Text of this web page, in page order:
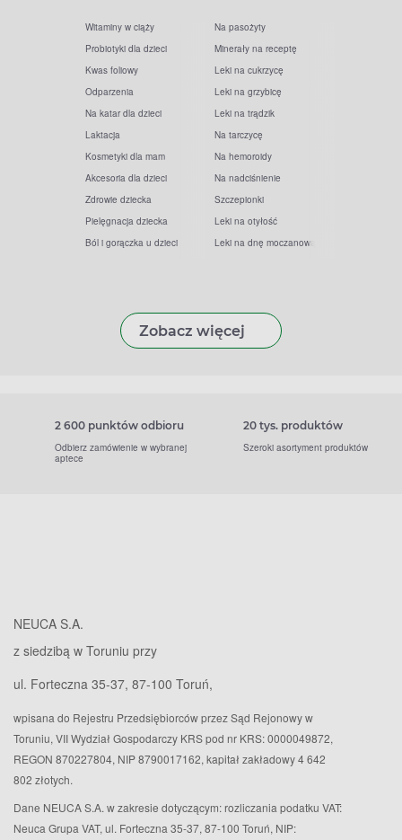
Witaminy w ciąży
Probiotyki dla dzieci
Kwas foliowy
Odparzenia
Na katar dla dzieci
Laktacja
Kosmetyki dla mam
Akcesoria dla dzieci
Zdrowie dziecka
Pielęgnacja dziecka
Ból i gorączka u dzieci
Na pasożyty
Minerały na receptę
Leki na cukrzycę
Leki na grzybicę
Leki na trądzik
Na tarczycę
Na hemoroidy
Na nadciśnienie
Szczepionki
Leki na otyłość
Leki na dnę moczanową
Zobacz więcej
2 600 punktów odbioru
Odbierz zamówienie w wybranej
aptece
20 tys. produktów
Szeroki asortyment produktów
NEUCA S.A.
z siedzibą w Toruniu przy
ul. Forteczna 35-37, 87-100 Toruń,
wpisana do Rejestru Przedsiębiorców przez Sąd Rejonowy w
Toruniu, VII Wydział Gospodarczy KRS pod nr KRS: 0000049872,
REGON 870227804, NIP 8790017162, kapitał zakładowy 4 642
802 złotych.
Dane NEUCA S.A. w zakresie dotyczącym: rozliczania podatku VAT:
Neuca Grupa VAT, ul. Forteczna 35-37, 87-100 Toruń, NIP: